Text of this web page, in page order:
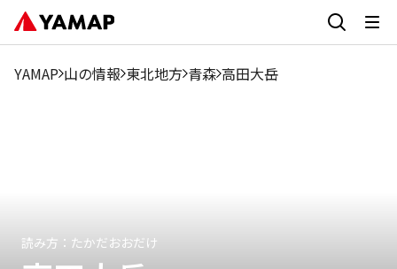
YAMAP 山の情報 東北地方 青森 高田大岳
読み方： たかだおおだけ
1月 2月 3月 4月 5月 6月 7月 8月
9
1.61%0.33%0.65%5.79%3.54%10.62%19.94%